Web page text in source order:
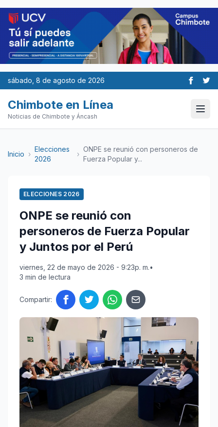
sábado, 8 de agosto de 2026
Chimbote en Línea
Noticias de Chimbote y Áncash
Inicio ›
Elecciones
2026
›
ONPE se reunió con personeros de
Fuerza Popular y...
ELECCIONES 2026
ONPE se reunió con
personeros de Fuerza Popular
y Juntos por el Perú
viernes, 22 de mayo de 2026 - 9:23p. m.•
3 min de lectura
Compartir: